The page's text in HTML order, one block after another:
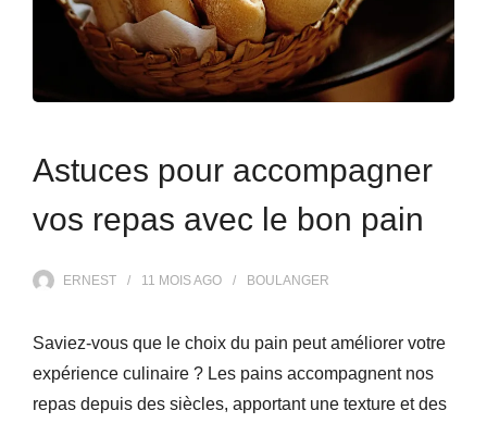
Astuces pour accompagner
vos repas avec le bon pain
ERNEST 11 MOISAGO BOULANGER
Saviez-vous que le choix du pain peut améliorer votre
expérience culinaire ? Les pains accompagnent nos
repas depuis des siècles, apportant une texture et des